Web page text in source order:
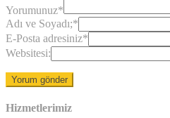
Yorumunuz*
Adı ve Soyadı;*
E-Posta adresiniz*
Websitesi:
Hizmetlerimiz